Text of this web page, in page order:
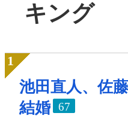
キング
池田直人、佐
結婚
67